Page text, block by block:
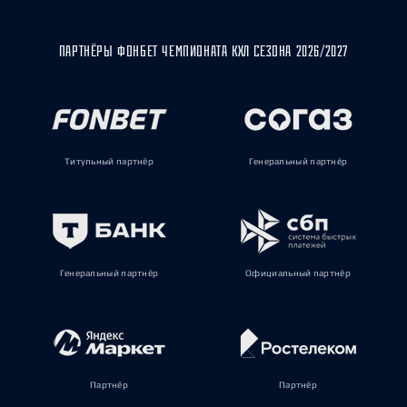
ПАРТНЁРЫ ФОНБЕТ ЧЕМПИОНАТА КХЛ СЕЗОНА 2026/2027
Титульный партнёр Генеральный партнёр
Генеральный партнёр Официальный партнёр
Партнёр Партнёр